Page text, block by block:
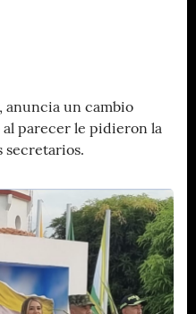
anuncia un cambio
parecer le pidieron la
secretarios.